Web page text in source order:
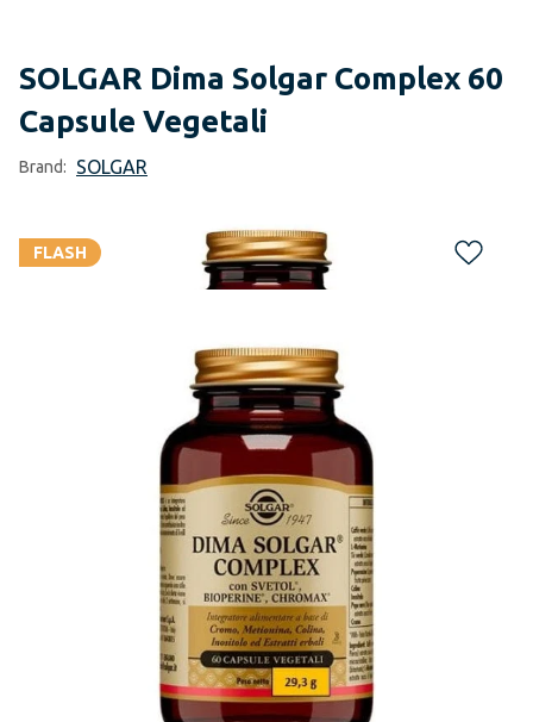
SOLGAR Dima Solgar Complex 60
Capsule Vegetali
Brand: SOLGAR
FLASH